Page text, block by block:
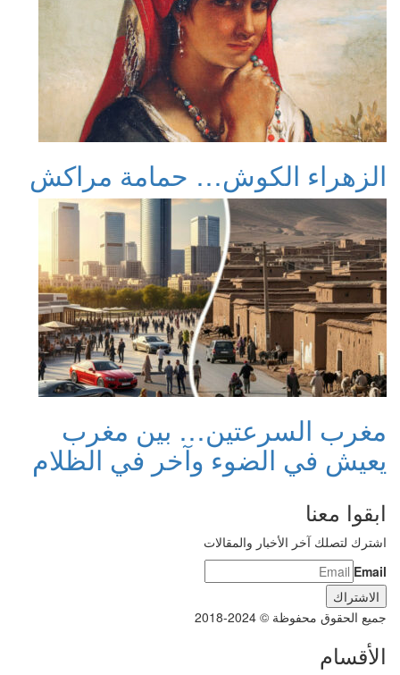
الزهراء الكوش… حمامة مراكش
مغرب السرعتين… بين مغرب
يعيش في الضوء وآخر في الظلام
ابقوا معنا
اشترك لتصلك آخر الأخبار والمقالات
Email
جميع الحقوق محفوظة © 2024-2018
الأقسام